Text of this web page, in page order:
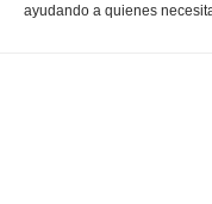
ayudando a quienes